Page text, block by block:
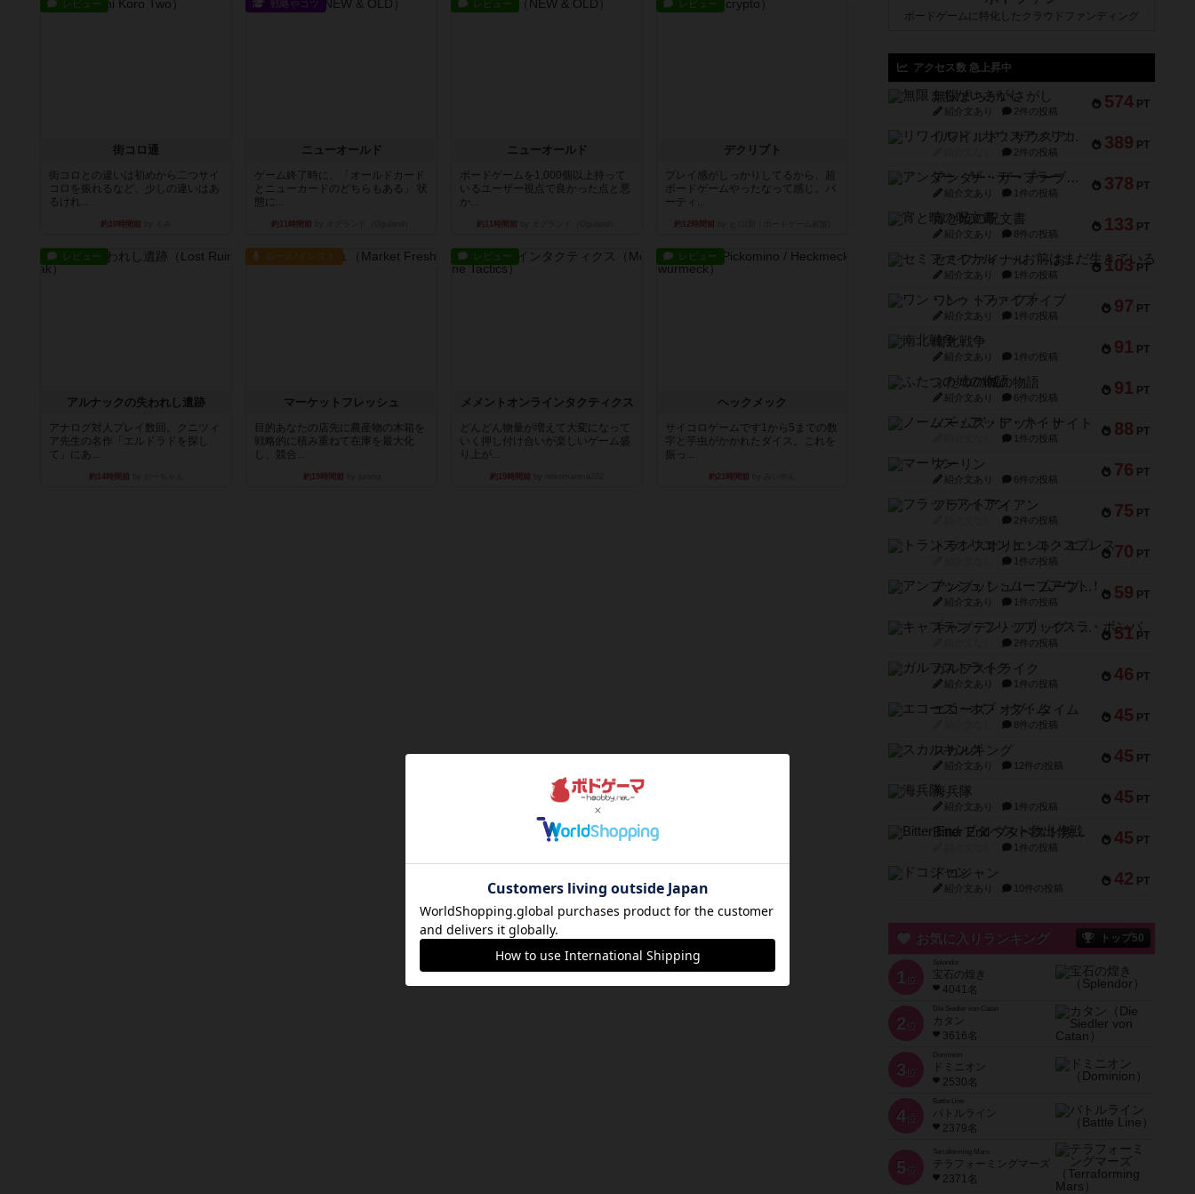
レビュー
街コロ通
街コロとの違いは初めから二つサイ
コロを振れるなど、少しの違いはあ
るけれ...
約10時間前
戦略やコツ
ニューオールド
ゲーム終了時に、「オールドカード
とニューカードのどちらもある」 状
態に...
約11時間前
レビュー
ニューオールド
ボードゲームを1,000個以上持って
いるユーザー視点で良かった点と悪
か...
約11時間前
レビュー
デクリプト
プレイ感がしっかりしてるから、超
ボードゲームやったなって感じ。パ
ーティ...
約12時間前
レビュー
アルナックの失われし遺跡
アナログ対人プレイ数回。クニツィ
ア先生の名作「エルドラドを探し
て」にあ...
約14時間前
ルール/インスト
マーケットフレッシュ
目的あなたの店先に農産物の木箱を
戦略的に積み重ねて在庫を最大化
し、競合...
約19時間前
レビュー
メメントオンラインタクティクス
どんどん物量が増えて大変になって
いく押し付け合いが楽しいゲーム盛
り上が...
約19時間前
レビュー
ヘックメック
サイコロゲームです1から5までの数
字と芋虫がかかれたダイス。これを
振っ...
約21時間前
ボードゲームに特化したクラウドファンディング
アクセス数 急上昇中
574 PT
無限まちがいさがし
紹介文あり 2件の投稿
389 PT
リワイルド：サウスアメリカ
2件の投稿
378 PT
アンダー・ザ・テーブラー
紹介文あり 1件の投稿
133 PT
宵と暁の呪文書
紹介文あり 8件の投稿
103 PT
セミファイナル ～お前はまだ生きている～
紹介文あり 1件の投稿
97 PT
ワン・トゥ・ファイブ
紹介文あり 1件の投稿
91 PT
南北戦争
紹介文あり 1件の投稿
91 PT
ふたつの城の物語
紹介文あり 6件の投稿
88 PT
ノームズ・アット・ナイト
1件の投稿
76 PT
マーリン
紹介文あり 6件の投稿
75 PT
フラットアイアン
2件の投稿
70 PT
トランスオリエント・エクスプレス
1件の投稿
59 PT
アンブッシュ！：ムーブアウト！
紹介文あり 1件の投稿
51 PT
キャプテン・フリップ：イスラ・ボンバ
2件の投稿
46 PT
ガルフストライク
紹介文あり 1件の投稿
45 PT
エコーズ・オブ・タイム
8件の投稿
45 PT
スカルキング
紹介文あり 12件の投稿
45 PT
海兵隊
紹介文あり 1件の投稿
45 PT
Bitter End ブタペスト救出作戦
1件の投稿
42 PT
ドコジャン
紹介文あり 10件の投稿
お気に入りランキング トップ50
1 位
宝石の煌き
4041名
2 位
Die Siedler von Catan
カタン
3616名
3 位
ドミニオン
2530名
4位
Battle Line
バトルライン
2379名
5 位
Terraforming Mars
テラフォーミングマーズ
2371名